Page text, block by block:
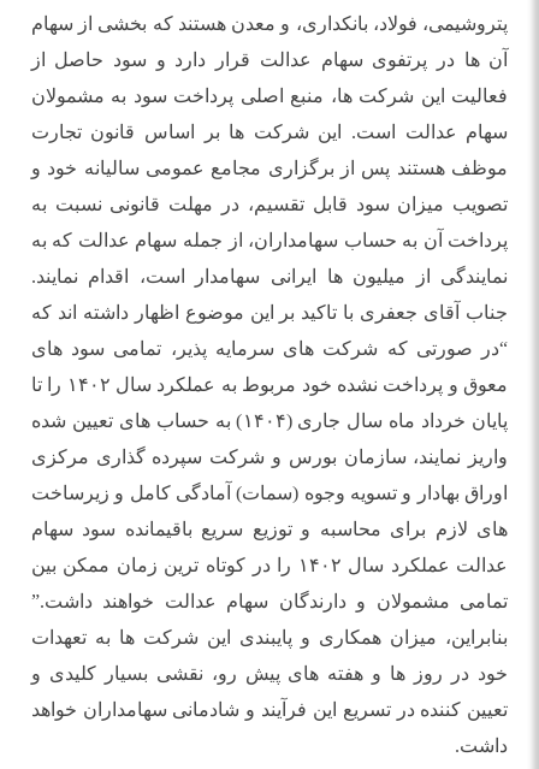
پتروشیمی، فولاد، بانکداری، و معدن هستند که بخشی از سهام
آن ها در پرتفوی سهام عدالت قرار دارد و سود حاصل از
فعالیت این شرکت ها، منبع اصلی پرداخت سود به مشمولان
سهام عدالت است. این شرکت ها بر اساس قانون تجارت
موظف هستند پس از برگزاری مجامع عمومی سالیانه خود و
تصویب میزان سود قابل تقسیم، در مهلت قانونی نسبت به
پرداخت آن به حساب سهامداران، از جمله سهام عدالت که به
نمایندگی از میلیون ها ایرانی سهامدار است، اقدام نمایند.
جناب آقای جعفری با تاکید بر این موضوع اظهار داشته اند که
“در صورتی که شرکت های سرمایه پذیر، تمامی سود های
معوق و پرداخت نشده خود مربوط به عملکرد سال ۱۴۰۲ را تا
پایان خرداد ماه سال جاری (۱۴۰۴) به حساب های تعیین شده
واریز نمایند، سازمان بورس و شرکت سپرده گذاری مرکزی
اوراق بهادار و تسویه وجوه (سمات) آمادگی کامل و زیرساخت
های لازم برای محاسبه و توزیع سریع باقیمانده سود سهام
عدالت عملکرد سال ۱۴۰۲ را در کوتاه ترین زمان ممکن بین
تمامی مشمولان و دارندگان سهام عدالت خواهند داشت.”
بنابراین، میزان همکاری و پایبندی این شرکت ها به تعهدات
خود در روز ها و هفته های پیش رو، نقشی بسیار کلیدی و
تعیین کننده در تسریع این فرآیند و شادمانی سهامداران خواهد
داشت.